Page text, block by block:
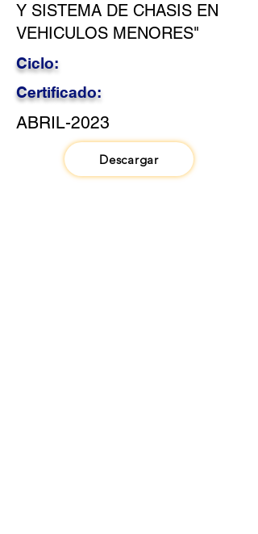
Y SISTEMA DE CHASIS EN
VEHICULOS MENORES"
Ciclo:
Certificado:
ABRIL-2023
Descargar